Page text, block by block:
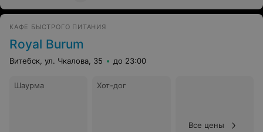
КАФЕ БЫСТРОГО ПИТАНИЯ
Royal Burum
Витебск, ул. Чкалова, 35 до 23:00
Шаурма Хот-дог
Все цены